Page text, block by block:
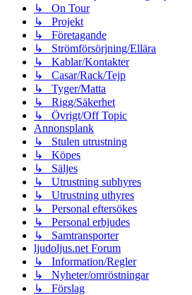
↳ On Tour
↳ Projekt
↳ Företagande
↳ Strömförsörjning/Ellära
↳ Kablar/Kontakter
↳ Casar/Rack/Tejp
↳ Tyger/Matta
↳ Rigg/Säkerhet
↳ Övrigt/Off Topic
Annonsplank
↳ Stulen utrustning
↳ Köpes
↳ Säljes
↳ Utrustning subhyres
↳ Utrustning uthyres
↳ Personal eftersökes
↳ Personal erbjudes
↳ Samtransporter
ljudoljus.net Forum
↳ Information/Regler
↳ Nyheter/omröstningar
↳ Förslag